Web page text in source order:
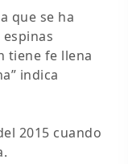
que se ha
tiene fe llena
indica
2015 cuando